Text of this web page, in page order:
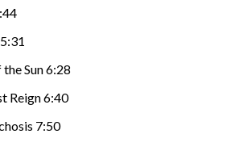
Sun 6:28
Reign 6:40
7:50